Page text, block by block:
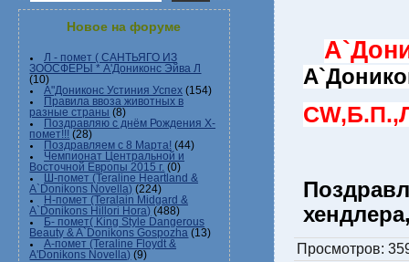
Новое на форуме
Л - помет ( САНТЬЯГО ИЗ
ЗООСФЕРЫ * А'Дониконс Эйва Л
(10)
А"Дониконс Устиния Успех (154)
Правила ввоза животных в
разные страны (8)
Поздравляю с днём Рождения Х-
помет!!! (28)
Поздравляем с 8 Марта! (44)
Чемпионат Центральной и
Восточной Европы 2015 г. (0)
Ш-помет (Teraline Heartland &
A`Donikons Novella) (224)
Н-помет (Teralain Midgard &
A`Donikons Hillori Hora) (488)
Б- помет( King Style Dangerous
Beauty & A`Donikons Gospozha (13)
А-помет (Teraline Floydt &
A'Donikons Novella) (9) Просмотров: